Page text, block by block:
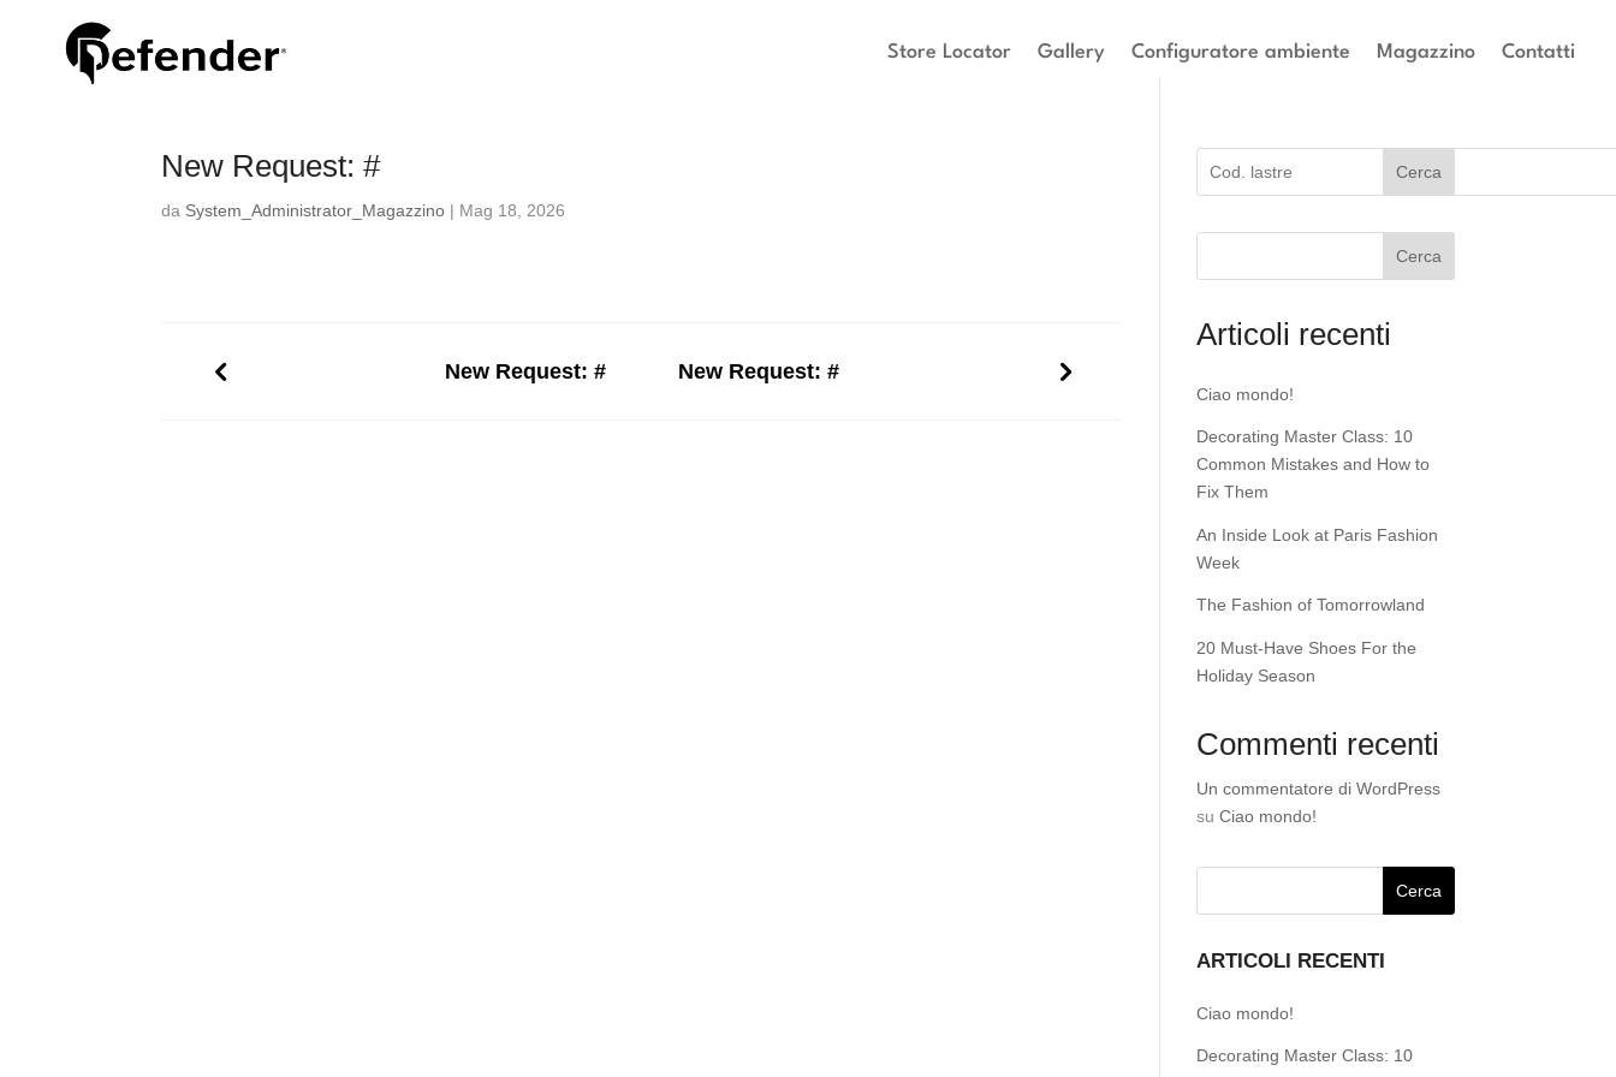
Store Locator Gallery Configuratore ambiente Magazzino Contatti
New Request: #
da System_Administrator_Magazzino | Mag 18, 2026
New Request: # New Request: #
Cerca
Cerca
Articoli recenti
Ciao mondo!
Decorating Master Class: 10
Common Mistakes and How to
Fix Them
An Inside Look at Paris Fashion
Week
The Fashion of Tomorrowland
20 Must-Have Shoes For the
Holiday Season
Commenti recenti
Un commentatore di WordPress
su Ciao mondo!
ARTICOLI RECENTI
Ciao mondo!
Decorating Master Class: 10